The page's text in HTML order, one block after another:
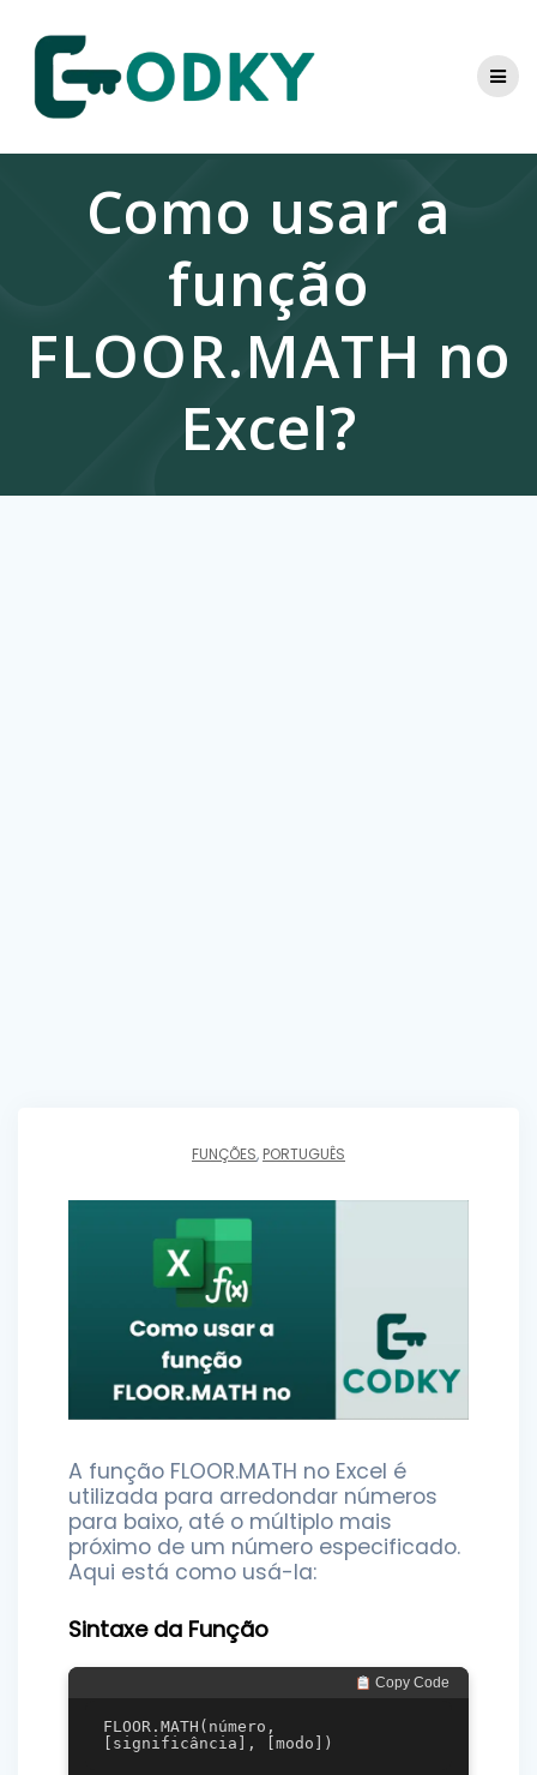
content
Como usar a
função
FLOOR.MATH no
Excel?
FUNÇÕES, PORTUGUÊS
A função FLOOR.MATH no Excel é
utilizada para arredondar números
para baixo, até o múltiplo mais
próximo de um número especificado.
Aqui está como usá-la:
Sintaxe da Função
Copy Code
FLOOR.MATH(número,